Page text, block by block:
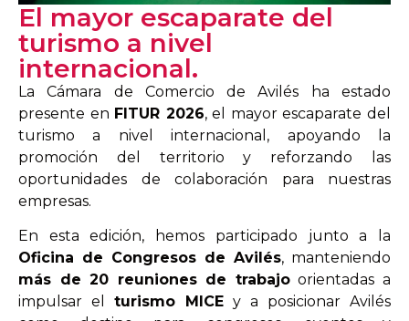
El mayor escaparate del
turismo a nivel
internacional.
La Cámara de Comercio de Avilés ha estado
presente en FITUR 2026, el mayor escaparate del
turismo a nivel internacional, apoyando la
promoción del territorio y reforzando las
oportunidades de colaboración para nuestras
empresas.
En esta edición, hemos participado junto a la
Oficina de Congresos de Avilés, manteniendo
más de 20 reuniones de trabajoorientadas a
impulsar el turismo MICE y a posicionar Avilés